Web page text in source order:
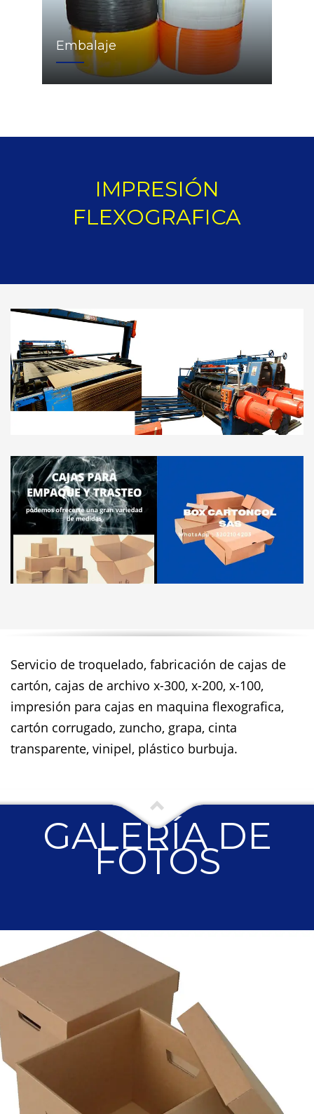
Embalaje
IMPRESIÓN
FLEXOGRAFICA
Servicio de troquelado, fabricación de cajas de
cartón, cajas de archivo x-300, x-200, x-100,
impresión para cajas en maquina flexografica,
cartón corrugado, zuncho, grapa, cinta
transparente, vinipel, plástico burbuja.
GALERÍA DE
FOTOS